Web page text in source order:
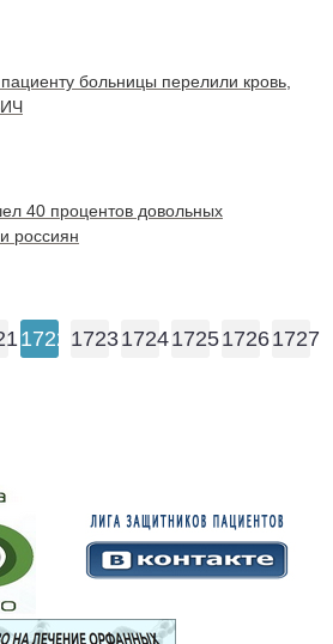
больницы перелили кровь,
40 процентов довольных
россиян
1722 17231724172517261727